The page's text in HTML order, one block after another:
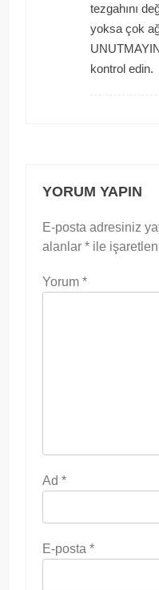
tezgahını
yoksa çok
kontrol edin.
YORUM YAPIN
E-posta adresiniz
alanlar * ile
Yorum *
Ad *
E-posta *